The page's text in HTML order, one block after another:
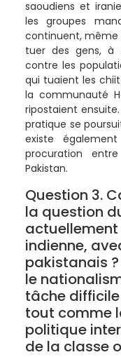
saoudiens et
les groupes
continuent, même
tuer des gens, à
contre les
qui tuaient les
la communauté
ripostaient
pratique se
existe
procuration
Pakistan.
Question 3.
la question
indienne,
pakistanais
le
tâche
tout comme
politique
de la classe